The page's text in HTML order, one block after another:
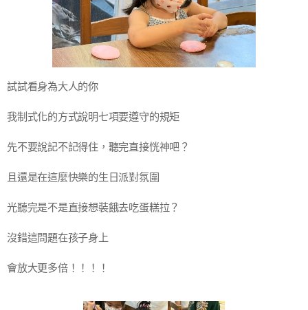
試試看身為大人的你
我制式化的方式說明七項要遵守的規矩
先不要說記不記得住，聽完直接恍神吧？
且還是在這麼快樂的生日派對氛圍
光聽完是不是直接想裝餓去吃蛋糕拉？
沒錯這問題在孩子身上
會放大更多倍！！！！